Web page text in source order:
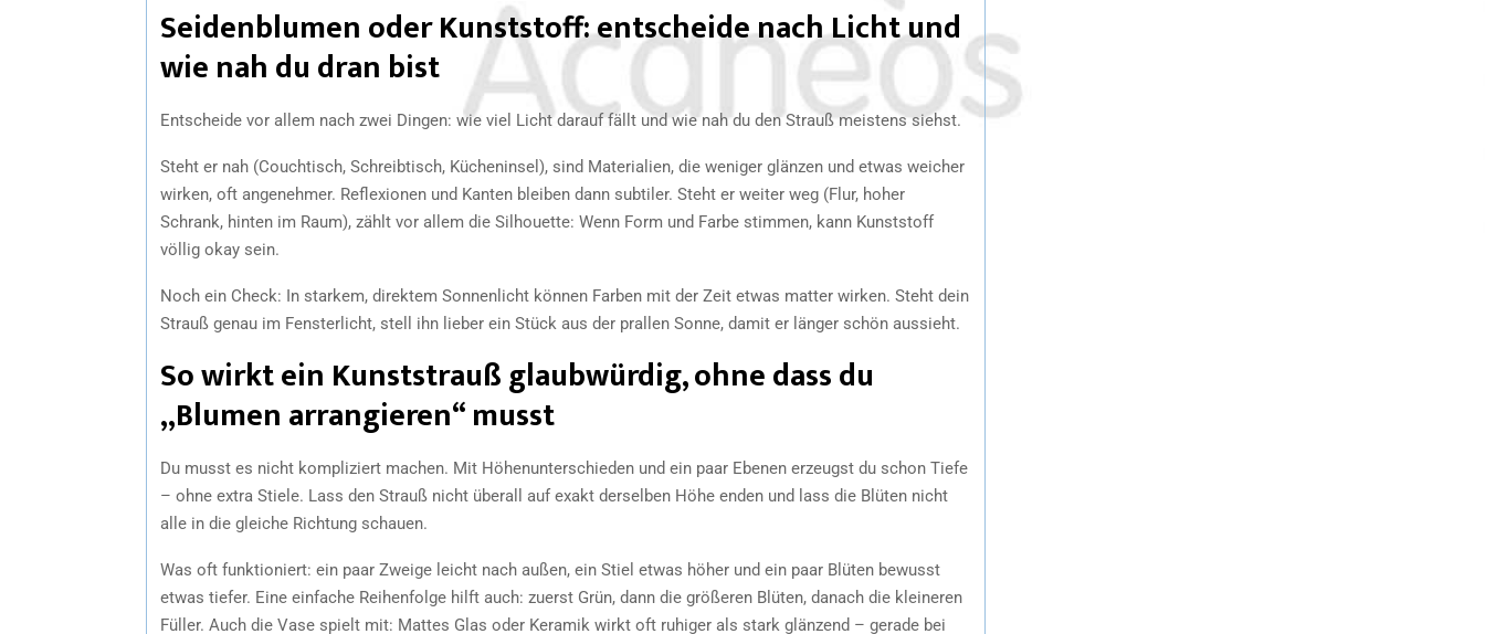
Seidenblumen oder Kunststoff: entscheide nach Licht und
wie nah du dran bist
Entscheide vor allem nach zwei Dingen: wie viel Licht darauf fällt und wie nah du den Strauß meistens siehst.
Steht er nah (Couchtisch, Schreibtisch, Kücheninsel), sind Materialien, die weniger glänzen und etwas weicher
wirken, oft angenehmer. Reflexionen und Kanten bleiben dann subtiler. Steht er weiter weg (Flur, hoher
Schrank, hinten im Raum), zählt vor allem die Silhouette: Wenn Form und Farbe stimmen, kann Kunststoff
völlig okay sein.
Noch ein Check: In starkem, direktem Sonnenlicht können Farben mit der Zeit etwas matter wirken. Steht dein
Strauß genau im Fensterlicht, stell ihn lieber ein Stück aus der prallen Sonne, damit er länger schön aussieht.
So wirkt ein Kunststrauß glaubwürdig, ohne dass du
„Blumen arrangieren“ musst
Du musst es nicht kompliziert machen. Mit Höhenunterschieden und ein paar Ebenen erzeugst du schon Tiefe
– ohne extra Stiele. Lass den Strauß nicht überall auf exakt derselben Höhe enden und lass die Blüten nicht
alle in die gleiche Richtung schauen.
Was oft funktioniert: ein paar Zweige leicht nach außen, ein Stiel etwas höher und ein paar Blüten bewusst
etwas tiefer. Eine einfache Reihenfolge hilft auch: zuerst Grün, dann die größeren Blüten, danach die kleineren
Füller. Auch die Vase spielt mit: Mattes Glas oder Keramik wirkt oft ruhiger als stark glänzend – gerade bei